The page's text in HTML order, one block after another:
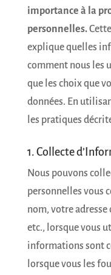
importance à la
personnelles.
explique quelles
comment nous les
que les choix que
données. En
les pratiques
1. Collecte
Nous pouvons
personnelles vous
nom, votre
etc., lorsque vous
informations sont
lorsque vous les